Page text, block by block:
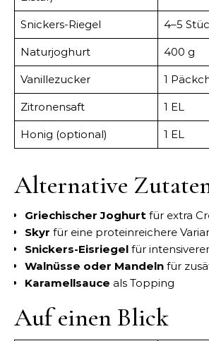
Snickers-Riegel 4–5
Naturjoghurt 400 g
Vanillezucker 1
Zitronensaft 1 EL
Honig (optional) 1 EL
Alternative
Griechischer Joghurt für extra
Skyr für eine proteinreichere
Snickers-Eisriegel für
Walnüsse oder Mandeln für
Karamellsauce als Topping
Auf einen Blick